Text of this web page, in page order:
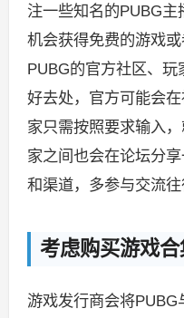
注一些知名的PUBG
机会获得免费的游戏或
PUBG的官方社区、
好去处，官方可能会
家只需按照要求输入
家之间也会在论坛分
和渠道，多参与交流往
考虑购买游戏
游戏发行商会将